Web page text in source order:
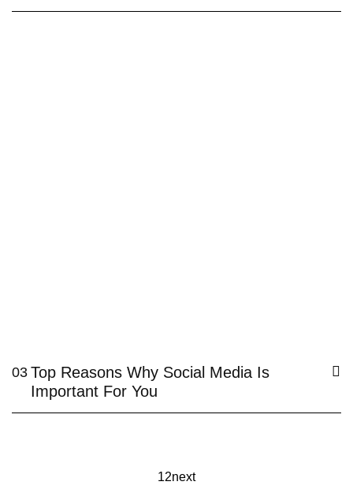
03 Top Reasons Why Social Media Is
Important For You
12next